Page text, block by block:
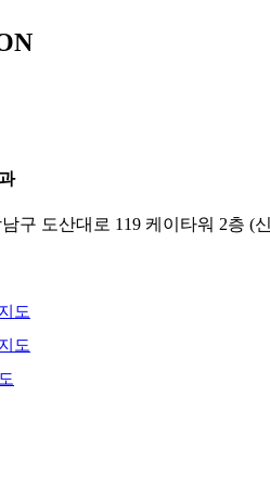
구 도산대로 119 케이타워 2층 (
도
도